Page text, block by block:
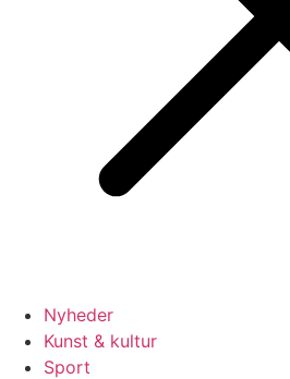
Nyheder
Kunst & kultur
Sport